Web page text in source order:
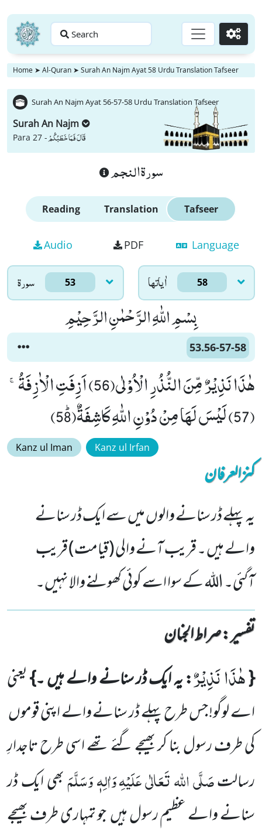
Search Go
Home ➤ Al-Quran ➤ Surah An Najm Ayat 58 Urdu Translation Tafseer
Surah An Najm Ayat 56-57-58 Urdu Translation Tafseer
Surah An Najm
Para 27 -قَالَ فَمَا خَطْبُكُمْ
سورة النجم
Reading Translation Tafseer
Audio PDF Language
سورۃ 53 اٰياتها 58
بِسْمِ اللّٰهِ الرَّحْمٰنِ الرَّحِیْمِ
53.56-57-58
هٰذَا نَذِیْرٌ مِّنَ النُّذُرِ الْاُوْلٰى(56) اَزِفَتِ الْاٰزِفَةُۚ
(57) لَیْسَ لَهَا مِنْ دُوْنِ اللّٰهِ كَاشِفَةٌﭤ(58)
Kanz ul Iman Kanz ul Irfan
کنزالعرفان
یہ پہلے ڈر سنانے والوں میں سے ایک ڈر سنانے
والے ہیں ۔ قریب آنے والی (قیامت) قریب
آگئی۔ اللہ کے سوا اسے کوئی کھولنے والا نہیں۔
تفسیر : ‎صراط الجنان
{هٰذَا نَذِیْرٌ: یہ ایک ڈر سنانے والے ہیں ۔}یعنی
اے لوگو! جس طرح پہلے ڈر سنانے والے اپنی قوموں
کی طرف رسولبنا کر بھیجے گئے تھے اسی طرح تاجدارِ
رسالتصَلَّی اللہ تَعَالٰی عَلَیْہِوَاٰلِہٖ وَسَلَّمَبھی ایک ڈر
سنانے والے عظیم رسول ہیںجوتمہاری طرف بھیجے